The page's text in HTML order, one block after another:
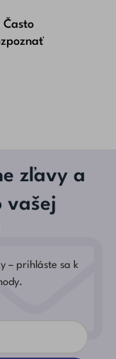
zľavy a
vašej
– prihláste sa k